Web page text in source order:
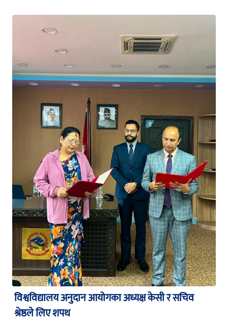
विश्वविद्यालय अनुदान आयोगका अध्यक्ष केसी र सचिव
श्रेष्ठले लिए शपथ